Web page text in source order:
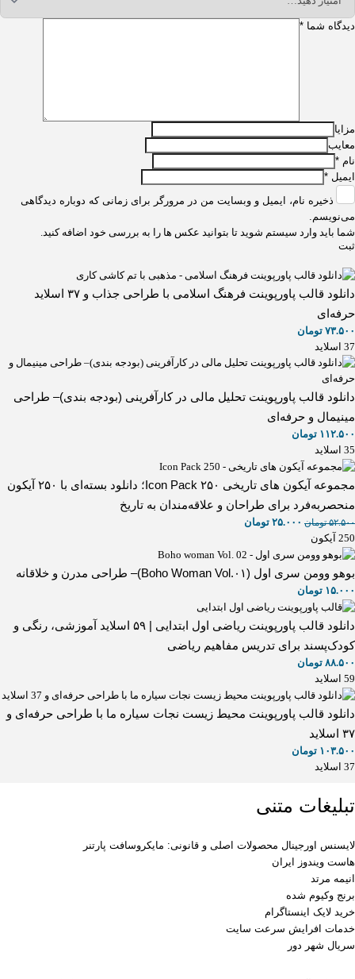
دیدگاه شما *
مزایا
معایب
نام *
ایمیل *
ذخیره نام، ایمیل و وبسایت من در مرورگر برای زمانی که دوباره دیدگاهی
می‌نویسم.
شما باید وارد سیستم شوید تا بتوانید عکس ها را به بررسی خود اضافه کنید.
دانلود قالب پاورپوینت فرهنگ اسلامی با طراحی جذاب و ۳۷ اسلاید
حرفه‌ای
۷۳.۵۰۰ تومان
37 اسلاید
دانلود قالب پاورپوینت تحلیل مالی در کارآفرینی (بودجه بندی)– طراحی
مینیمال و حرفه‌ای
۱۱۲.۵۰۰ تومان
35 اسلاید
مجموعه آیکون های تاریخی Icon Pack ۲۵۰؛ دانلود بسته‌ای با ۲۵۰ آیکون
منحصربه‌فرد برای طراحان و علاقه‌مندان به تاریخ
۵۲.۵۰۰ تومان ۲۵.۰۰۰ تومان
250 آیکون
بوهو وومن سری اول (Boho Woman Vol.۰۱)– طراحی مدرن و خلاقانه
۱۵.۰۰۰ تومان
دانلود قالب پاورپوینت ریاضی اول ابتدایی | ۵۹ اسلاید آموزشی، رنگی و
کودک‌پسند برای تدریس مفاهیم ریاضی
۸۸.۵۰۰ تومان
59 اسلاید
دانلود قالب پاورپوینت محیط زیست نجات سیاره ما با طراحی حرفه‌ای و
۳۷ اسلاید
۱۰۳.۵۰۰ تومان
37 اسلاید
تبلیغات متنی
لایسنس اورجینال محصولات اصلی و قانونی: مایکروسافت پارتنر
هاست ویندوز ایران
انیمه مرتد
برنج وکیوم شده
خرید لایک اینستاگرام
خدمات افرایش سرعت سایت
سریال شهر دور